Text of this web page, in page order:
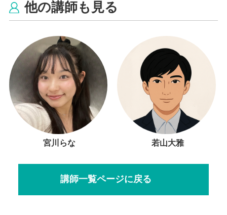
他の講師も見る
宮川らな 若山大雅
講師一覧ページに戻る